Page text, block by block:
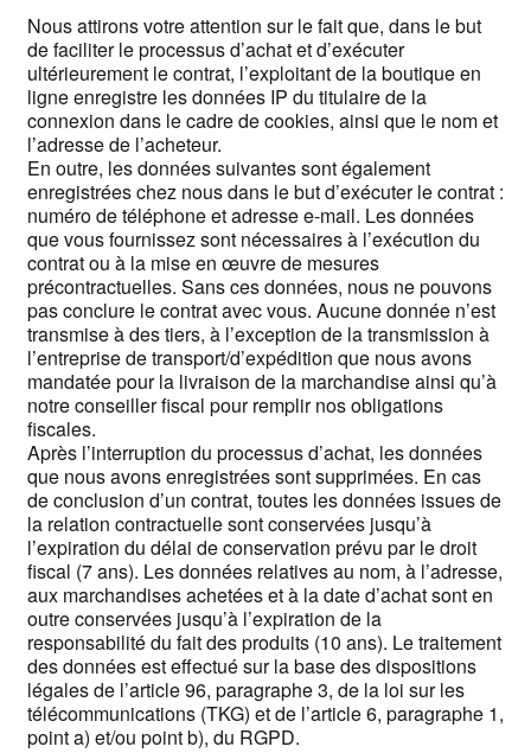
Nous attirons votre attention sur le fait que, dans le but
de faciliter le processus d’achat et d’exécuter
ultérieurement le contrat, l’exploitant de la boutique en
ligne enregistre les données IP du titulaire de la
connexion dans le cadre de cookies, ainsi que le nom et
l’adresse de l’acheteur.
En outre, les données suivantes sont également
enregistrées chez nous dans le but d’exécuter le contrat :
numéro de téléphone et adresse e-mail. Les données
que vous fournissez sont nécessaires à l’exécution du
contrat ou à la mise en œuvre de mesures
précontractuelles. Sans ces données, nous ne pouvons
pas conclure le contrat avec vous. Aucune donnée n’est
transmise à des tiers, à l’exception de la transmission à
l’entreprise de transport/d’expédition que nous avons
mandatée pour la livraison de la marchandise ainsi qu’à
notre conseiller fiscal pour remplir nos obligations
fiscales.
Après l’interruption du processus d’achat, les données
que nous avons enregistrées sont supprimées. En cas
de conclusion d’un contrat, toutes les données issues de
la relation contractuelle sont conservées jusqu’à
l’expiration du délai de conservation prévu par le droit
fiscal (7 ans). Les données relatives au nom, à l’adresse,
aux marchandises achetées et à la date d’achat sont en
outre conservées jusqu’à l’expiration de la
responsabilité du fait des produits (10 ans). Le traitement
des données est effectué sur la base des dispositions
légales de l’article 96, paragraphe 3, de la loi sur les
télécommunications (TKG) et de l’article 6, paragraphe 1,
point a) et/ou point b), du RGPD.